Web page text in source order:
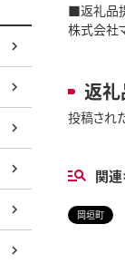
■返礼品
株式会社
返礼
投稿され
関
岡垣町